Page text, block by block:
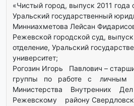
«Чистый город, выпуск 2011 года
Уральский государственный
Минниахметова Лейсан
Режевской городской суд, выпуск
отделение, Уральский
университет;
Рогозин Игорь Павлович –
группы по работе с личным
Министерства Внутренних
Режевскому району